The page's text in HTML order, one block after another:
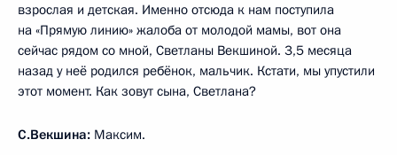
взрослая и детская. Именно отсюда к нам поступила
на «Прямую линию» жалоба от молодой мамы, вот она
сейчас рядом со мной, Светланы Векшиной. 3,5 месяца
назад у неё родился ребёнок, мальчик. Кстати, мы упустили
этот момент. Как зовут сына, Светлана?
С.Векшина: Максим.